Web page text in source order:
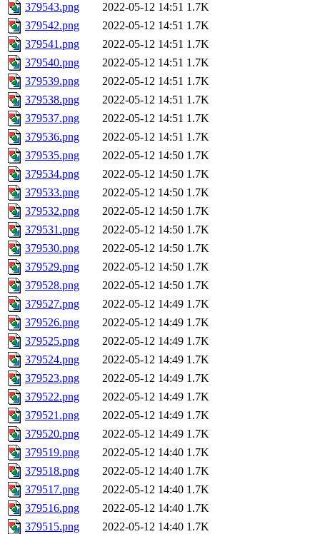
379543.png
2022-05-12 14:51 1.7K
379542.png
2022-05-12 14:51 1.7K
379541.png
2022-05-12 14:51 1.7K
379540.png
2022-05-12 14:51 1.7K
379539.png
2022-05-12 14:51 1.7K
379538.png
2022-05-12 14:51 1.7K
379537.png
2022-05-12 14:51 1.7K
379536.png
2022-05-12 14:51 1.7K
379535.png
2022-05-12 14:50 1.7K
379534.png
2022-05-12 14:50 1.7K
379533.png
2022-05-12 14:50 1.7K
379532.png
2022-05-12 14:50 1.7K
379531.png
2022-05-12 14:50 1.7K
379530.png
2022-05-12 14:50 1.7K
379529.png
2022-05-12 14:50 1.7K
379528.png
2022-05-12 14:50 1.7K
379527.png
2022-05-12 14:49 1.7K
379526.png
2022-05-12 14:49 1.7K
379525.png
2022-05-12 14:49 1.7K
379524.png
2022-05-12 14:49 1.7K
379523.png
2022-05-12 14:49 1.7K
379522.png
2022-05-12 14:49 1.7K
379521.png
2022-05-12 14:49 1.7K
379520.png
2022-05-12 14:49 1.7K
379519.png
2022-05-12 14:40 1.7K
379518.png
2022-05-12 14:40 1.7K
379517.png
2022-05-12 14:40 1.7K
379516.png
2022-05-12 14:40 1.7K
379515.png
2022-05-12 14:40 1.7K